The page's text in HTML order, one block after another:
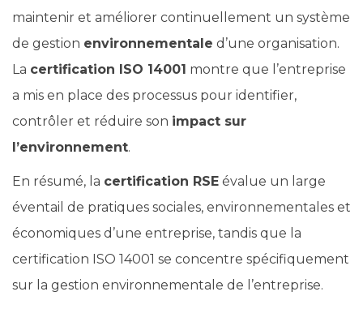
maintenir et améliorer continuellement un système
de gestion environnementale d’une organisation.
La certification ISO 14001 montre que l’entreprise
a mis en place des processus pour identifier,
contrôler et réduire son impact sur
l’environnement.
En résumé, la certification RSE évalue un large
éventail de pratiques sociales, environnementales et
économiques d’une entreprise, tandis que la
certification ISO 14001 se concentre spécifiquement
sur la gestion environnementale de l’entreprise.